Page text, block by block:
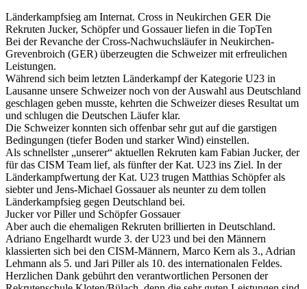
Länderkampfsieg am Internat. Cross in Neukirchen GER Die
Rekruten Jucker, Schöpfer und Gossauer liefen in die TopTen
Bei der Revanche der Cross-Nachwuchsläufer in Neukirchen-
Grevenbroich (GER) überzeugten die Schweizer mit erfreulichen
Leistungen.
Während sich beim letzten Länderkampf der Kategorie U23 in
Lausanne unsere Schweizer noch von der Auswahl aus Deutschland
geschlagen geben musste, kehrten die Schweizer dieses Resultat um
und schlugen die Deutschen Läufer klar.
Die Schweizer konnten sich offenbar sehr gut auf die garstigen
Bedingungen (tiefer Boden und starker Wind) einstellen.
Als schnellster „unserer“ aktuellen Rekruten kam Fabian Jucker, der
für das CISM Team lief, als fünfter der Kat. U23 ins Ziel. In der
Länderkampfwertung der Kat. U23 trugen Matthias Schöpfer als
siebter und Jens-Michael Gossauer als neunter zu dem tollen
Länderkampfsieg gegen Deutschland bei.
Jucker vor Piller und Schöpfer Gossauer
Aber auch die ehemaligen Rekruten brillierten in Deutschland.
Adriano Engelhardt wurde 3. der U23 und bei den Männern
klassierten sich bei den CISM-Männern, Marco Kern als 3., Adrian
Lehmann als 5. und Jari Piller als 10. des internationalen Feldes.
Herzlichen Dank gebührt den verantwortlichen Personen der